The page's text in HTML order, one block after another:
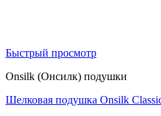
Быстрый просмотр
Onsilk (Онсилк) подушки
Шелковая подушка Onsilk